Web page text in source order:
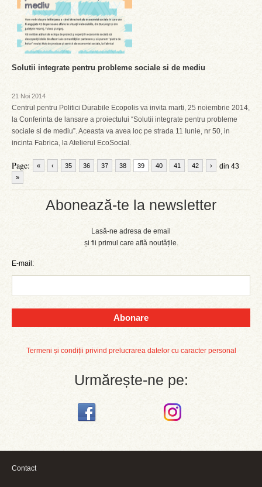
Abonează-te la newsletter
Lasă-ne adresa de email
și fii primul care află noutățile.
E-mail:
Abonare
Termeni și condiții privind prelucrarea datelor cu caracter personal
Urmărește-ne pe:
Solutii integrate pentru probleme sociale si de mediu
21 Noi 2014
Centrul pentru Politici Durabile Ecopolis va invita marti, 25 noiembrie 2014,
la Conferinta de lansare a proiectului “Solutii integrate pentru probleme
sociale si de mediu”. Aceasta va avea loc pe strada 11 Iunie, nr 50, in
incinta Fabrica, la Atelierul EcoSocial.
Page: « ‹ 35 36 37 38 39 40 41 42 din 43
›
»
Contact